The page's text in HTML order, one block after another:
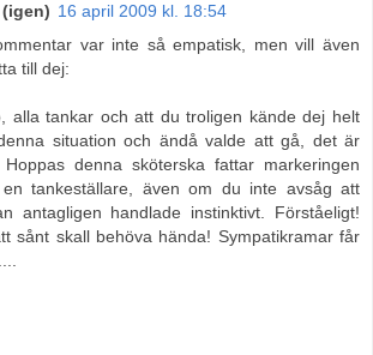
16 april 2009 kl. 18:54
var inte så empatisk, men vill även
till dej:
alla tankar och att du troligen kände dej helt
situation och ändå valde att gå, det är
denna sköterska fattar markeringen
tankeställare, även om du inte avsåg att
antagligen handlade instinktivt. Förståeligt!
sånt skall behöva hända! Sympatikramar får